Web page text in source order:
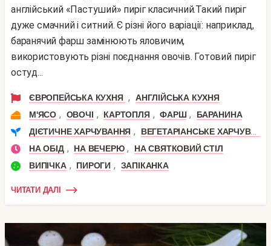
англійський «Пастуший» пиріг класичний.Такий пиріг
дуже смачний і ситний. Є різні його варіації: наприклад,
баранячий фарш замінюють яловичим,
використовують різні поєднання овочів. Готовий пиріг
остуд...
ЄВРОПЕЙСЬКА КУХНЯ ,
АНГЛІЙСЬКА КУХНЯ
М'ЯСО , ОВОЧІ , КАРТОПЛЯ , ФАРШ ,
БАРАНИНА
ДІЄТИЧНЕ ХАРЧУВАННЯ ,
ВЕГЕТАРІАНСЬКЕ ХАРЧУВАННЯ
НА ОБІД , НА ВЕЧЕРЮ ,
НА СВЯТКОВИЙ СТІЛ
ВИПІЧКА , ПИРОГИ , ЗАПІКАНКА
ЧИТАТИ ДАЛІ